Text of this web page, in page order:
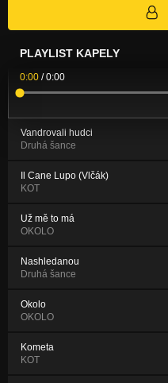
PLAYLIST KAPELY
0:00 /0:00
Vandrovali hudci
Druhá šance
Il Cane Lupo (Vlčák)
KOT
Už mě to má
OKOLO
Nashledanou
Druhá šance
Okolo
OKOLO
Kometa
KOT